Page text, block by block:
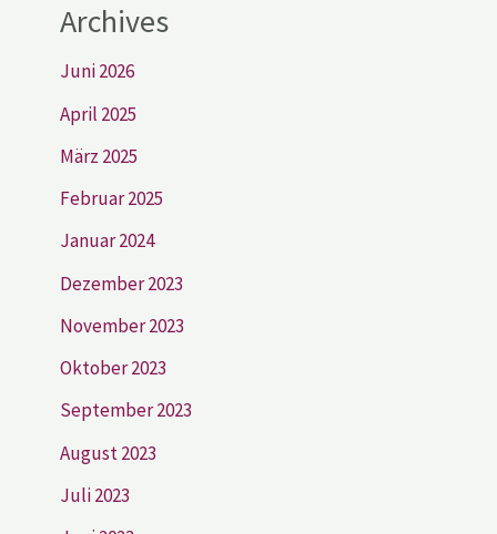
Archives
Juni 2026
April 2025
März 2025
Februar 2025
Januar 2024
Dezember 2023
November 2023
Oktober 2023
September 2023
August 2023
Juli 2023